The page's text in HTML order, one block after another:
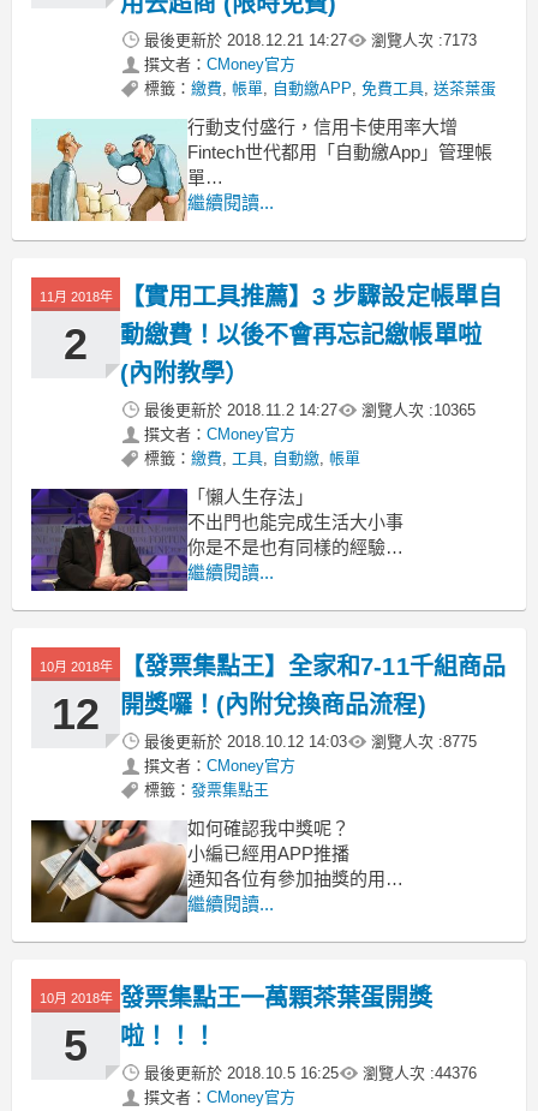
最後更新於 2018.12.21 14:27 瀏覽人次 :7173
撰文者： CMoney官方
標籤： 繳費, 帳單, 自動繳APP, 免費工具, 送茶葉蛋
行動支付盛行，信用卡使用率大增
Fintech世代都用「自動繳App」管理帳
單
不論是太過忙碌，或是一時疏忽
繼續閱讀...
11月 2018年
2
【實用工具推薦】3 步驟設定帳單自
動繳費！以後不會再忘記繳帳單啦
(內附教學）
最後更新於 2018.11.2 14:27 瀏覽人次 :10365
撰文者： CMoney官方
標籤： 繳費, 工具, 自動繳, 帳單
「懶人生存法」
不出門也能完成生活大小事
你是不是也有同樣的經驗
總覺得帳單源源不絕的來
繼續閱讀...
10月 2018年
12
【發票集點王】全家和7-11千組商品
開獎囉！(內附兌換商品流程)
最後更新於 2018.10.12 14:03 瀏覽人次 :8775
撰文者： CMoney官方
標籤： 發票集點王
如何確認我中獎呢？
小編已經用APP推播
通知各位有參加抽獎的用戶
您的抽獎結果唷！
繼續閱讀...
10月 2018年
5
發票集點王一萬顆茶葉蛋開獎
啦！！！
最後更新於 2018.10.5 16:25 瀏覽人次 :44376
撰文者： CMoney官方